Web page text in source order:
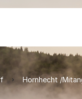
Hornhecht /